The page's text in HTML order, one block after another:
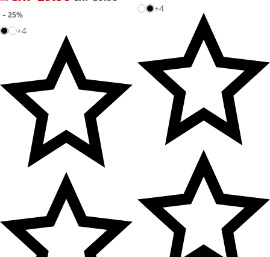
– 25%
+4
+4